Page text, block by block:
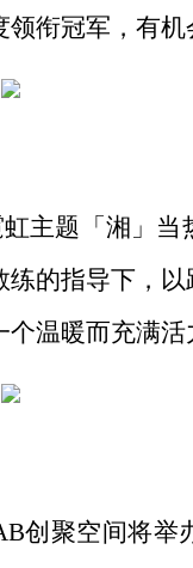
衔冠军，有机
主题「湘」
的指导下，
温暖而充满活
创聚空间将举